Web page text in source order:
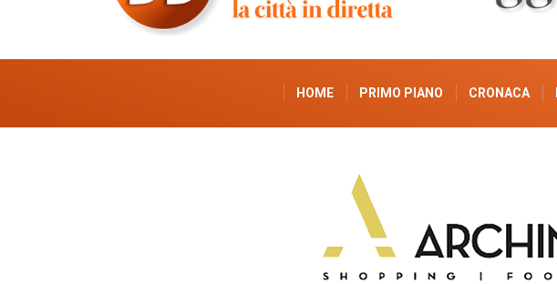
HOME PRIMO PIANO CRONACA